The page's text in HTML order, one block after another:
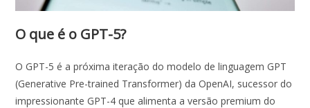
O que é o GPT-5?
O GPT-5 é a próxima iteração do modelo de linguagem GPT
(Generative Pre-trained Transformer) da OpenAI, sucessor do
impressionante GPT-4 que alimenta a versão premium do